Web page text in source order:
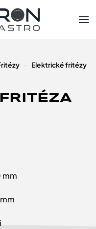
Elektrické fritézy
mm